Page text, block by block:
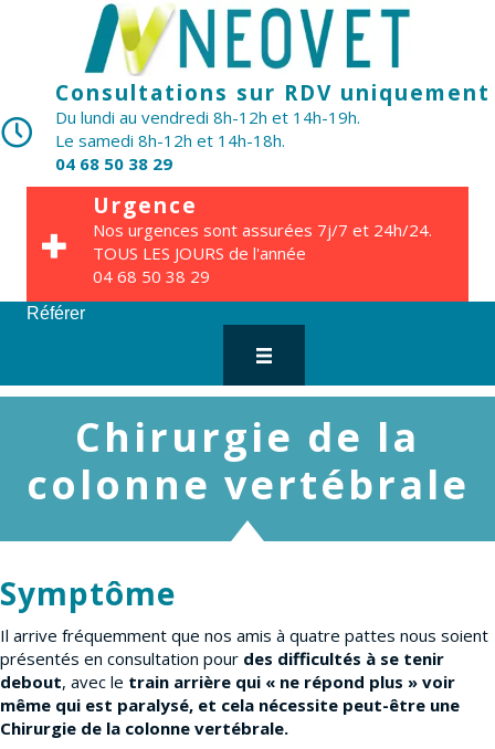
Consultations sur RDV uniquement
Du lundi au vendredi 8h-12h et 14h-19h.
Le samedi 8h-12h et 14h-18h.
04 68 50 38 29
Urgence
Nos urgences sont assurées 7j/7 et 24h/24.
TOUS LES JOURS de l'année
04 68 50 38 29
Référer
Chirurgie de la
colonne vertébrale
Symptôme
Il arrive fréquemment que nos amis à quatre pattes nous soient
présentés en consultation pour des difficultés à se tenir
debout, avec le train arrière qui « ne répond plus » voir
même qui est paralysé, et cela nécessite peut-être une
Chirurgie de la colonne vertébrale.